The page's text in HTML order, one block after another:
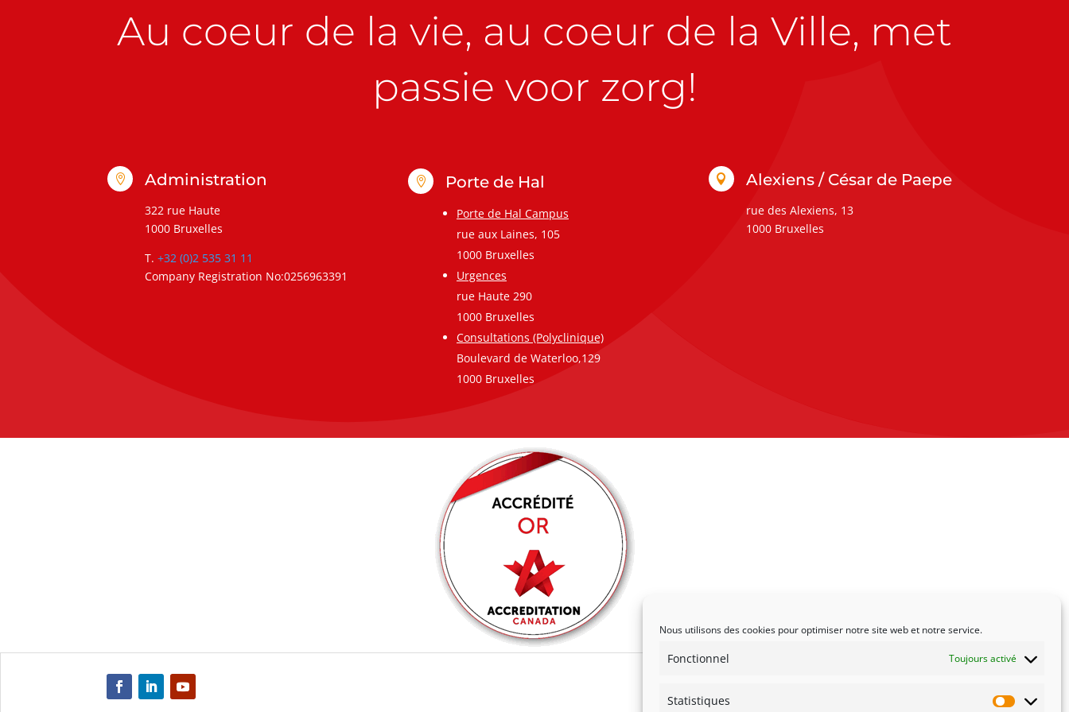
Nous utilisons des cookies pour optimiser notre site web et notre service.
Fonctionnel Toujours activé
Statistiques
Au coeur de la vie, au coeur de la Ville, met
passie voor zorg!
 Administration
322 rue Haute
1000 Bruxelles
T. +32 (0)2 535 31 11
Company Registration No:0256963391
 Porte de Hal
Porte de Hal Campus
rue aux Laines, 105
1000 Bruxelles
Urgences
rue Haute 290
1000 Bruxelles
Consultations (Polyclinique)
Boulevard de Waterloo,129
1000 Bruxelles
 Alexiens / César de Paepe
rue des Alexiens, 13
1000 Bruxelles